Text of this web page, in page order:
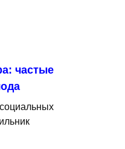
частые